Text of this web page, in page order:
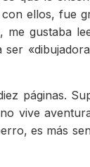
ellos, fue
gustaba
páginas.
vive
es más